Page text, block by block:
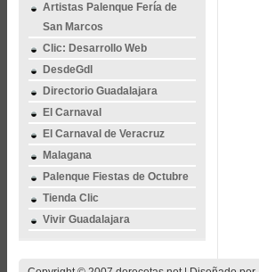
Artistas Palenque Fería de
San Marcos
Clic: Desarrollo Web
DesdeGdl
Directorio Guadalajara
El Carnaval
El Carnaval de Veracruz
Malagana
Palenque Fiestas de Octubre
Tienda Clic
Vivir Guadalajara